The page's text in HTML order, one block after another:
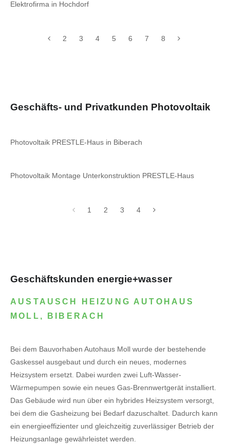
Elektrofirma in Hochdorf
2 3 4 5 6 7 8
Geschäfts- und Privatkunden Photovoltaik
Photovoltaik PRESTLE-Haus in Biberach
Photovoltaik Montage Unterkonstruktion PRESTLE-Haus
1 2 3 4
Geschäftskunden energie+wasser
AUSTAUSCH HEIZUNG AUTOHAUS
MOLL, BIBERACH
Bei dem Bauvorhaben Autohaus Moll wurde der bestehende
Gaskessel ausgebaut und durch ein neues, modernes
Heizsystem ersetzt. Dabei wurden zwei Luft-Wasser-
Wärmepumpen sowie ein neues Gas-Brennwertgerät installiert.
Das Gebäude wird nun über ein hybrides Heizsystem versorgt,
bei dem die Gasheizung bei Bedarf dazuschaltet. Dadurch kann
ein energieeffizienter und gleichzeitig zuverlässiger Betrieb der
Heizungsanlage gewährleistet werden.